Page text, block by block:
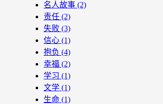
名人故事 (2)
责任 (2)
失败 (3)
信心 (1)
抱负 (4)
幸福 (2)
学习 (1)
文学 (1)
生命 (1)